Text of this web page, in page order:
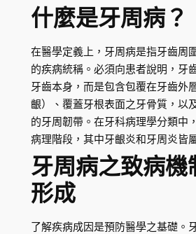
什麼是牙周病？
在醫學定義上，牙周病是指牙齒周
的疾病統稱。必須向患者說明，牙
牙齒本身，而是包含包覆在牙齒外
齦）、覆蓋牙根表面之牙骨質，以
的牙周韌帶。在牙科病理學分類中
病理階段，其中牙齦炎和牙周炎皆
牙周病之致病機
形成
了解疾病成因是預防醫學之基礎。